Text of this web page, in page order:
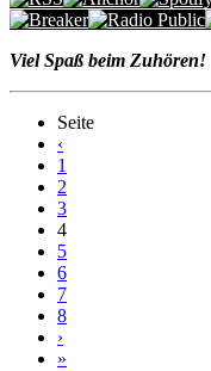
Viel Spaß beim Zuhören!
Seite
‹
1
2
3
4
5
6
7
8
›
»